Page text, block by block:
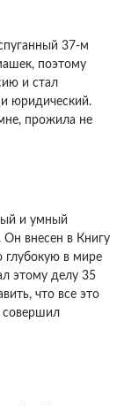
37-м
поэтому
и стал
юридический.
прожила не
и умный
внесен в Книгу
глубокую в мире
этому делу 35
что все это
совершил